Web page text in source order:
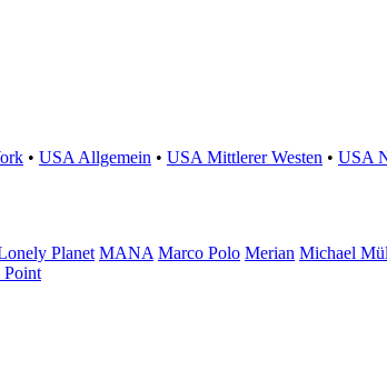
• USA Allgemein • USA Mittlerer Westen • USA
Planet MANA Marco Polo Merian Michael
Point